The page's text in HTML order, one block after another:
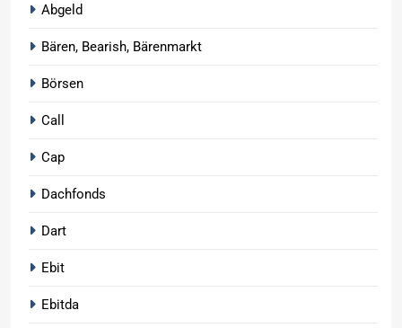
Abgeld
Bären, Bearish, Bärenmarkt
Börsen
Call
Cap
Dachfonds
Dart
Ebit
Ebitda